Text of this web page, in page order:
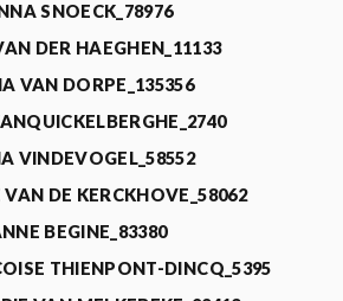
SNOECK_78976
DER HAEGHEN_11133
VAN DORPE_135356
VINDEVOGEL_58552
DE KERCKHOVE_58062
BEGINE_83380
THIENPONT-DINCQ_5395